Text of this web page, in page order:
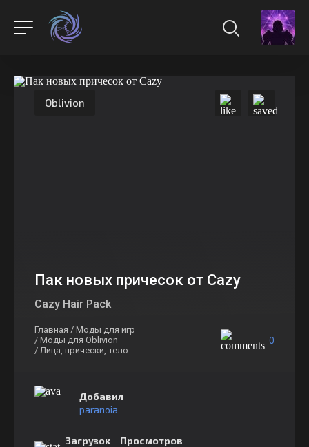
Oblivion
Пак новых причесок от Cazy
Cazy Hair Pack
Главная / Моды для игр
/ Моды для Oblivion
/ Лица, прически, тело
0
Добавил
paranoia
Загрузок
Просмотров